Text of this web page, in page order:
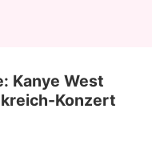
Kanye West
Konzert